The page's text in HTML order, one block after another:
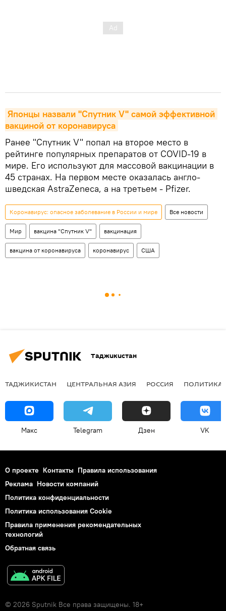
Японцы назвали "Спутник V" самой эффективной
вакциной от коронавируса
Ранее "Спутник V" попал на второе место в
рейтинге популярных препаратов от COVID-19 в
мире. Его используют для массовой вакцинации в
45 странах. На первом месте оказалась англо-
шведская AstraZeneca, а на третьем - Pfizer.
Коронавирус: опасное заболевание в России и мире Все новости
Мир вакцина "Спутник V" вакцинация
вакцина от коронавируса коронавирус США
Таджикистан
ТАДЖИКИСТАН ЦЕНТРАЛЬНАЯ АЗИЯ РОССИЯ ПОЛИТИКА
Макс Telegram Дзен VK
О проекте Контакты Правила использования
Реклама Новости компаний
Политика конфиденциальности
Политика использования Cookie
Правила применения рекомендательных
технологий
Обратная связь
© 2026 Sputnik Все права защищены. 18+